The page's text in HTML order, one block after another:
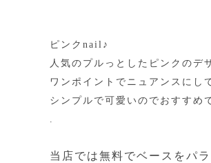
ピンクnail♪
人気のプルっとしたピンクのデ
ワンポイントでニュアンスにし
シンプルで可愛いのでおすす
.
当店では無料でベースをパ